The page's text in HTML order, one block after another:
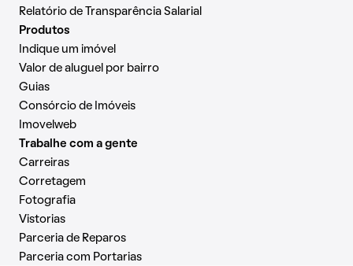
Relatório de Transparência Salarial
Produtos
Indique um imóvel
Valor de aluguel por bairro
Guias
Consórcio de Imóveis
Imovelweb
Trabalhe com a gente
Carreiras
Corretagem
Fotografia
Vistorias
Parceria de Reparos
Parceria com Portarias